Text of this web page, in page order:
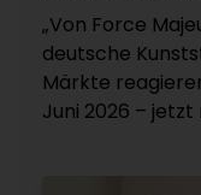
„Von Force
deutsche
Märkte
Juni 2026 –